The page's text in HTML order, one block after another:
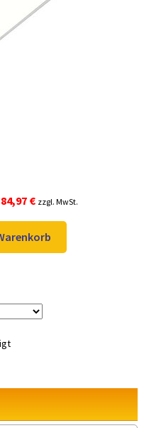
Ursprünglicher
€
84,97 €Aktueller
Preis
ist:
84,97 €.
zzgl. MwSt.